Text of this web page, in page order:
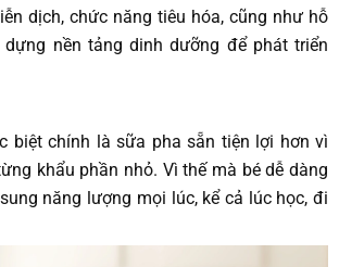
dịch, chức năng tiêu hóa, cũng như hỗ
nền tảng dinh dưỡng để phát triển
biệt chính là sữa pha sẵn tiện lợi hơn vì
khẩu phần nhỏ. Vì thế mà bé dễ dàng
năng lượng mọi lúc, kể cả lúc học, đi